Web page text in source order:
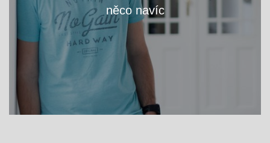
něco navíc
VÍCE